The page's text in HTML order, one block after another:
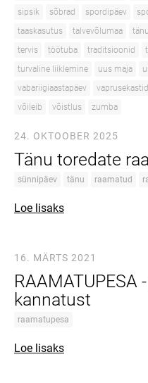
sipsik
sõbrad spordipäev
taaskasutus
talvevõlumaa tänu
tervis
töötuba traditsioonid
turvaline liiklemine
uus maja
vabariigiaastapäev
vaprusekastid
võileib
võistlus zumba
24. OKTOOBER 2025
Tänu toredate
sünnipäev tänu raamatud
Loe lisaks
16. MÄRTS 2021
RAAMATUPESA
kannatust
raamatupesa
Loe lisaks